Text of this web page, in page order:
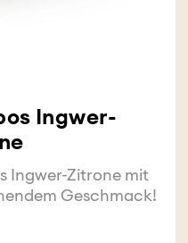
Ingwer-
Ingwer-Zitrone mit
Geschmack!